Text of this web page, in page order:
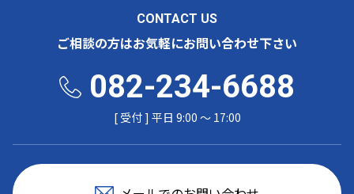
CONTACT US
ご相談の方はお気軽にお問い合わせ下さい
082-234-6688
[ 受付 ] 平日 9:00 〜 17:00